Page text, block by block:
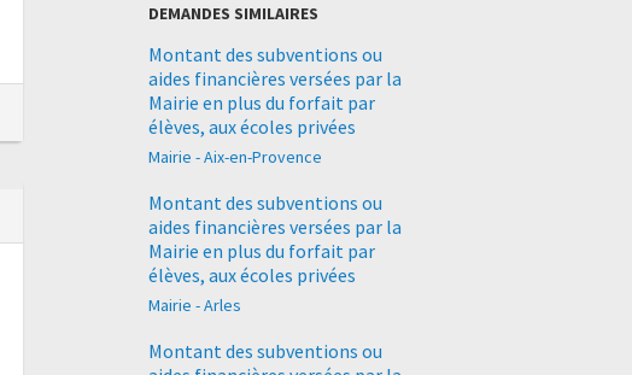
DEMANDES SIMILAIRES
Montant des subventions ou
aides financières versées par la
Mairie en plus du forfait par
élèves, aux écoles privées
Mairie - Aix-en-Provence
Montant des subventions ou
aides financières versées par la
Mairie en plus du forfait par
élèves, aux écoles privées
Mairie - Arles
Montant des subventions ou